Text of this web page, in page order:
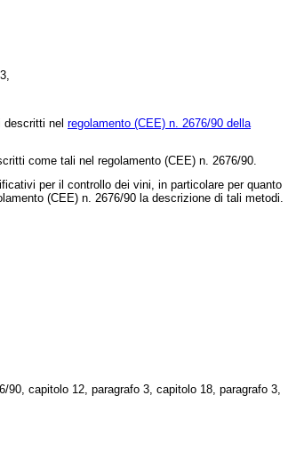
descritti nel regolamento (CEE) n. 2676/90 della
come tali nel regolamento (CEE) n. 2676/90.
per il controllo dei vini, in particolare per quanto
(CEE) n. 2676/90 la descrizione di tali metodi.
90, capitolo 12, paragrafo 3, capitolo 18, paragrafo 3,